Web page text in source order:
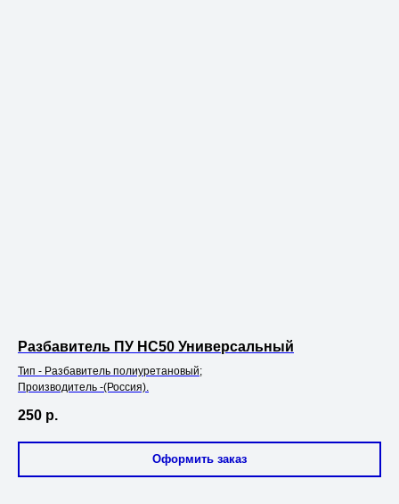
Разбавитель ПУ НС50 Универсальный
Тип - Разбавитель полиуретановый;
Производитель -(Россия).
250 р.
Оформить заказ